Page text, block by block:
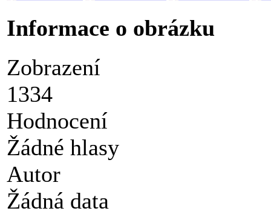
Informace o obrázku
Zobrazení
1334
Hodnocení
Žádné hlasy
Autor
Žádná data